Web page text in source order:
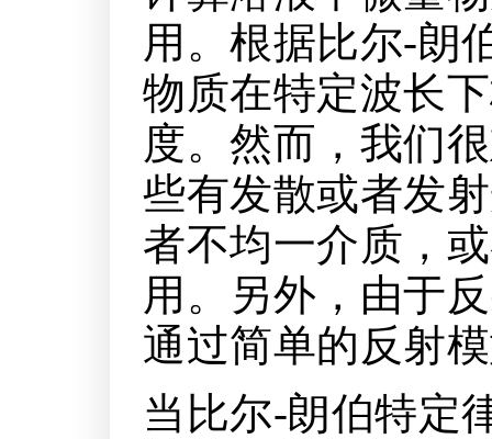
用。根据比尔-朗
物质在特定波长
度。然而，我们
些有发散或者发
者不均一介质，
用。另外，由于
通过简单的反射
当比尔-朗伯特定